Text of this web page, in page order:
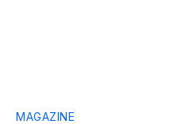
MAGAZINE